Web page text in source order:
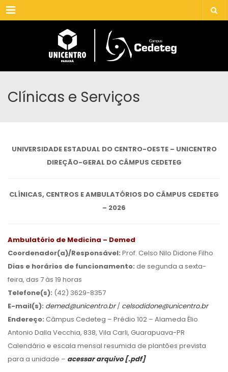
Menu
Clínicas e Serviços
UNIVERSIDADE ESTADUAL DO CENTRO-OESTE – UNICENTRO
DIREÇÃO-GERAL DO CÂMPUS CEDETEG
CLÍNICAS, CENTROS E AMBULATÓRIOS DO CÂMPUS CEDETEG
– 2026
Ambulatório de Medicina – Demed
Coordenador(a)/Responsável: Prof. Celso Nilo Didone Filho
Dias e horários de funcionamento: de segunda a sexta-
feira, das 7 às 19 horas
Telefone(s): (42) 3629-8357
E-mail(s): demed@unicentro.br/ celsodidone@unicentro.br
Endereço: Câmpus Cedeteg – Prédio 102 – Alameda Élio
Antonio Dalla Vecchia, 838, Vila Carli, Guarapuava-PR
Calendário e escala mensal resumida de plantões prevista
para a unidade – acessar arquivo [.pdf]